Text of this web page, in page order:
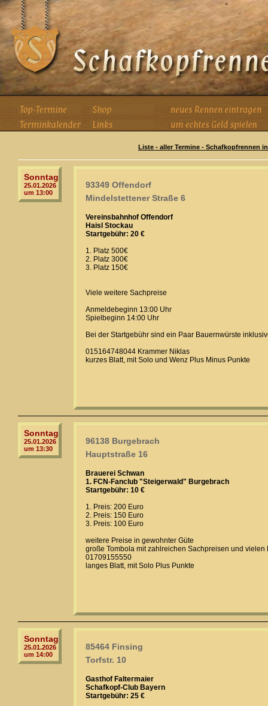
Liste - aller Termine - Schafkopfrennen
Sonntag
25.01.2026
um 13:00
93349 Offendorf
Mindelstettener Straße 6
Vereinsbahnhof Offendorf
Haisl Stockau
Startgebühr: 20 €
1. Platz 500€
2. Platz 300€
3. Platz 150€
Viele weitere Sachpreise
Anmeldebeginn 13:00 Uhr
Spielbeginn 14:00 Uhr
Bei der Startgebühr sind ein Paar Bauernwürste
015164748044 Krammer Niklas
kurzes Blatt, mit Solo und Wenz Plus Minus Punkte
Sonntag
25.01.2026
um 13:30
96138 Burgebrach
Hauptstraße 16
Brauerei Schwan
1. FCN-Fanclub "Steigerwald" Burgebrach
Startgebühr: 10 €
1. Preis: 200 Euro
2. Preis: 150 Euro
3. Preis: 100 Euro
weitere Preise in gewohnter Güte
große Tombola mit zahlreichen Sachpreisen und vielen
01709155550
langes Blatt, mit Solo Plus Punkte
Sonntag
25.01.2026
um 14:00
85464 Finsing
Torfstr. 10
Gasthof Faltermaier
Schafkopf-Club Bayern
Startgebühr: 25 €